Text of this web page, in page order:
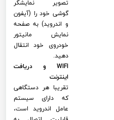
تصویر نمایشگر
گوشی خود را (آیفون
و اندروید) به صفحه
نمایش مانیتور
خودروی خود انتقال
دهید.
WIFI و دریافت
اینترنت
تقریبا هر دستگاهی
که دارای سیستم
عامل اندروید است،